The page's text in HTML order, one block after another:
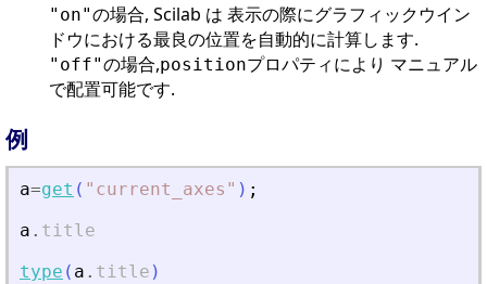
"on"の場合, Scilab は 表示の際にグラフィックウイン
ドウにおける最良の位置を自動的に計算します.
"off"の場合,positionプロパティにより マニュアル
で配置可能です.
例
a=get ( " current_axes " ) ;
a . title
type ( a . title )